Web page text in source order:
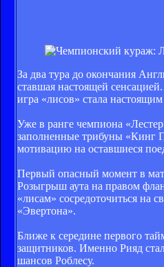
За два тура до окончания
ставшая настоящей
игра «лисов» стала
Уже в ранге чемпиона
заполненные трибуны «Кинг
мотивацию на оставшиеся
Первый опасный момент в
Розыгрыш аута на правом
«лисам» сосредоточиться на
«Эвертона».
Ближе к середине первого
защитников. Именно Рияд
шансов Роблесу.